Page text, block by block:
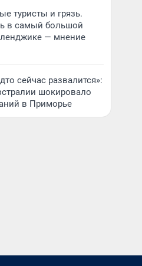
туристы и грязь.
в самый большой
— мнение
сейчас развалится»:
шокировало
в Приморье